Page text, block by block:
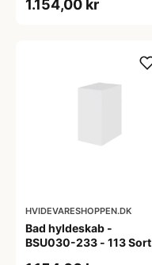
1.154,00 kr
HVIDEVARESHOPPEN.DK
Bad hyldeskab -
BSU030-233 - 113 Sort